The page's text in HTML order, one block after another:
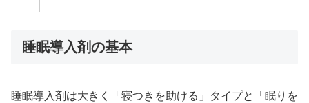
睡眠導入剤の基本
睡眠導入剤は大きく「寝つきを助ける」タイプと「眠りを